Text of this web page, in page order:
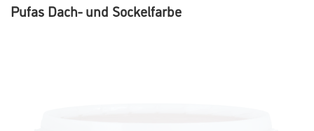
Pufas Dach- und Sockelfarbe